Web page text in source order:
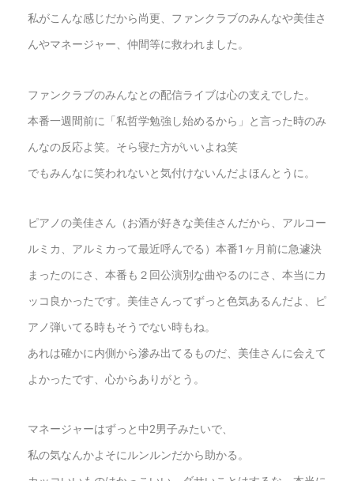
私がこんな感じだから尚更、ファンクラブのみんなや美佳さ
んやマネージャー、仲間等に救われました。
ファンクラブのみんなとの配信ライブは心の支えでした。
本番一週間前に「私哲学勉強し始めるから」と言った時のみ
んなの反応よ笑。そら寝た方がいいよね笑
でもみんなに笑われないと気付けないんだよほんとうに。
ピアノの美佳さん（お酒が好きな美佳さんだから、アルコー
ルミカ、アルミカって最近呼んでる）本番1ヶ月前に急遽決
まったのにさ、本番も２回公演別な曲やるのにさ、本当にカ
ッコ良かったです。美佳さんってずっと色気あるんだよ、ピ
アノ弾いてる時もそうでない時もね。
あれは確かに内側から滲み出てるものだ、美佳さんに会えて
よかったです、心からありがとう。
マネージャーはずっと中2男子みたいで、
私の気なんかよそにルンルンだから助かる。